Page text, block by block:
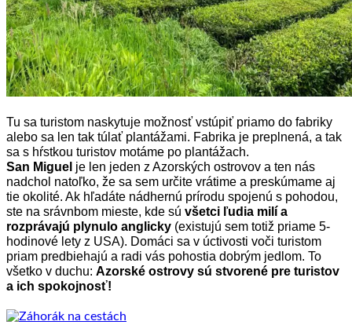
Tu sa turistom naskytuje možnosť vstúpiť priamo do fabriky
alebo sa len tak túlať plantážami. Fabrika je preplnená, a tak
sa s hŕstkou turistov motáme po plantážach.
San Miguel je len jeden z Azorských ostrovov a ten nás
nadchol natoľko, že sa sem určite vrátime a preskúmame aj
tie okolité. Ak hľadáte nádhernú prírodu spojenú s pohodou,
ste na srávnbom mieste, kde sú všetci ľudia milí a
rozprávajú plynulo anglicky (existujú sem totiž priame 5-
hodinové lety z USA). Domáci sa v úctivosti voči turistom
priam predbiehajú a radi vás pohostia dobrým jedlom. To
všetko v duchu: Azorské ostrovy sú stvorené pre turistov
a ich spokojnosť!